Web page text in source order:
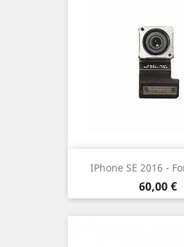
IPhone SE 2016 -
Prix
60,00 €